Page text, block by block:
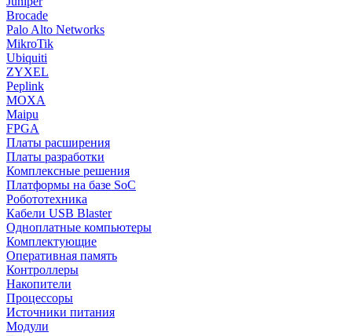
Brocade
Palo Alto Networks
MikroTik
Ubiquiti
ZYXEL
Peplink
MOXA
Maipu
FPGA
Платы расширения
Платы разработки
Комплексные решения
Платформы на базе SoC
Робототехника
Кабели USB Blaster
Одноплатные компьютеры
Комплектующие
Оперативная память
Контроллеры
Накопители
Процессоры
Источники питания
Модули